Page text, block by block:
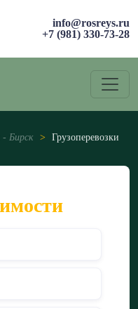
info@rosreys.ru
+7 (981) 330-73-28
- Бирск >
Грузоперевозки